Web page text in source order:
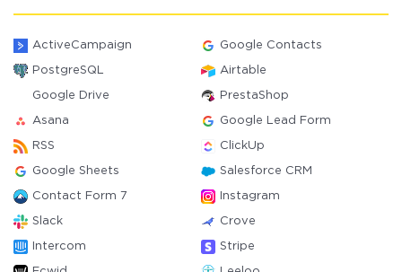
ActiveCampaign Google Contacts
PostgreSQL Airtable
Google Drive PrestaShop
Asana Google Lead Form
RSS ClickUp
Google Sheets Salesforce CRM
Contact Form 7 Instagram
Slack Crove
Intercom Stripe